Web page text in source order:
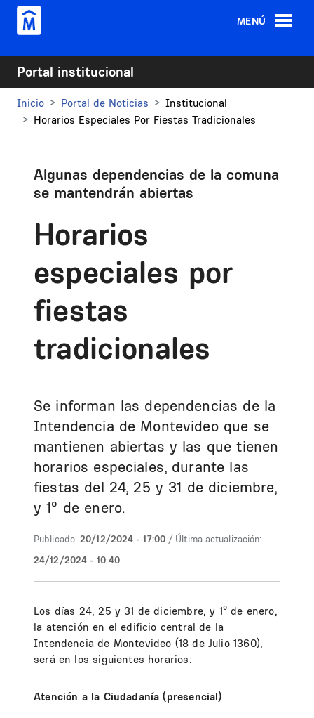
Pasar al contenido principal
MENÚ
Portal institucional
Inicio Portal de Noticias
Institucional
Horarios Especiales Por Fiestas Tradicionales
Algunas dependencias de la comuna
se mantendrán abiertas
Horarios
especiales por
fiestas
tradicionales
Se informan las dependencias de la
Intendencia de Montevideo que se
mantienen abiertas y las que tienen
horarios especiales, durante las
fiestas del 24, 25 y 31 de diciembre,
y 1º de enero.
Publicado: 20/12/2024 - 17:00 / Última actualización:
24/12/2024 - 10:40
Los días 24, 25 y 31 de diciembre, y 1º de enero,
la atención en el edificio central de la
Intendencia de Montevideo (18 de Julio 1360),
será en los siguientes horarios:
Atención a la Ciudadanía (presencial)